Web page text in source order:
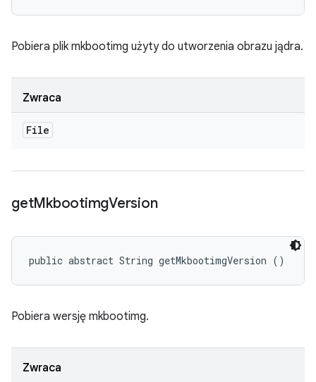
Pobiera plik mkbootimg użyty do utworzenia obrazu jądra.
Zwraca
File
getMkbootimgVersion
public abstract String getMkbootimgVersion ()
Pobiera wersję mkbootimg.
Zwraca